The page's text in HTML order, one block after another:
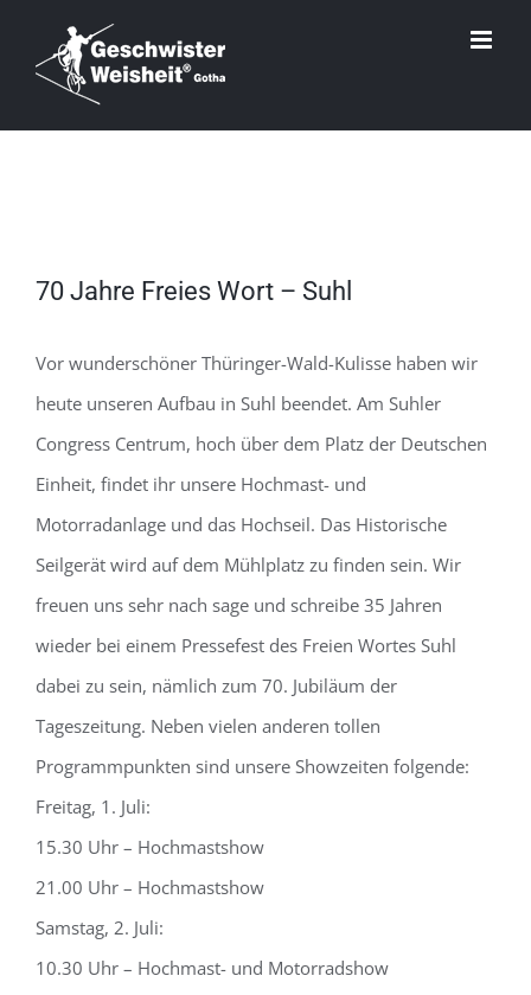
Inhalt
grösseres
70 Jahre Freies Wort – Suhl
Vor wunderschöner Thüringer-Wald-Kulisse haben wir
heute unseren Aufbau in Suhl beendet. Am Suhler
Congress Centrum, hoch über dem Platz der Deutschen
Einheit, findet ihr unsere Hochmast- und
Motorradanlage und das Hochseil. Das Historische
Seilgerät wird auf dem Mühlplatz zu finden sein. Wir
freuen uns sehr nach sage und schreibe 35 Jahren
wieder bei einem Pressefest des Freien Wortes Suhl
dabei zu sein, nämlich zum 70. Jubiläum der
Tageszeitung. Neben vielen anderen tollen
Programmpunkten sind unsere Showzeiten folgende:
Freitag, 1. Juli:
15.30 Uhr – Hochmastshow
21.00 Uhr – Hochmastshow
Samstag, 2. Juli:
10.30 Uhr – Hochmast- und Motorradshow